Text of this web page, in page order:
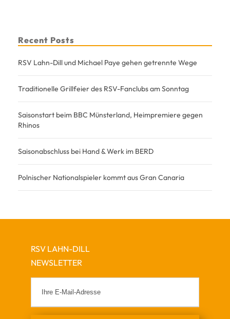
Recent Posts
RSV Lahn-Dill und Michael Paye gehen getrennte Wege
Traditionelle Grillfeier des RSV-Fanclubs am Sonntag
Saisonstart beim BBC Münsterland, Heimpremiere gegen
Rhinos
Saisonabschluss bei Hand & Werk im BERD
Polnischer Nationalspieler kommt aus Gran Canaria
RSV LAHN-DILL
NEWSLETTER